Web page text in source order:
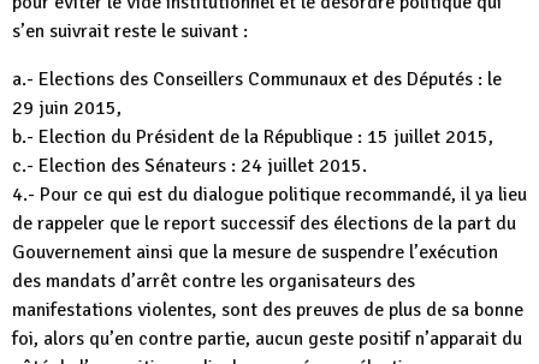
s’en suivrait reste le suivant :
a.- Elections des Conseillers Communaux et des Députés : le
29 juin 2015,
b.- Election du Président de la République : 15 juillet 2015,
c.- Election des Sénateurs : 24 juillet 2015.
4.- Pour ce qui est du dialogue politique recommandé, il ya lieu
de rappeler que le report successif des élections de la part du
Gouvernement ainsi que la mesure de suspendre l’exécution
des mandats d’arrêt contre les organisateurs des
manifestations violentes, sont des preuves de plus de sa bonne
foi, alors qu’en contre partie, aucun geste positif n’apparait du